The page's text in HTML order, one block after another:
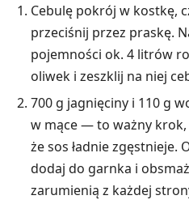
Cebulę pokrój w kostkę,
przeciśnij przez praskę.
pojemności ok. 4 litrów
oliwek i zeszklij na niej
700 g jagnięciny i 110 g
w mące — to ważny krok,
że sos ładnie zgęstnieje.
dodaj do garnka i
zarumienią z każdej